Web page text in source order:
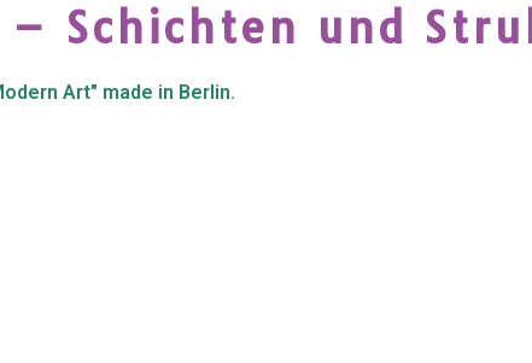
– Schichten und
Art" made in Berlin.